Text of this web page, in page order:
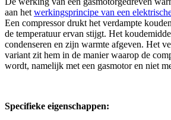
aan het werkingsprincipe van een
Een compressor drukt het verdampte
de temperatuur ervan stijgt. Het
condenseren en zijn warmte afgeven. Het
variant zit hem in de manier waarop de
wordt, namelijk met een gasmotor en niet
Specifieke eigenschappen: